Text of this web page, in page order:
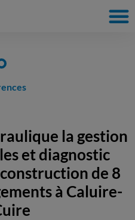
la gestion
et diagnostic
de 8
à Caluire-